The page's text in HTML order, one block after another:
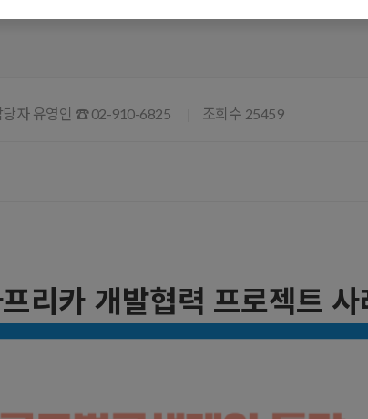
당자 유영인 ☎ 02-910-6825 조회수 25459
리카 개발협력 프로젝트